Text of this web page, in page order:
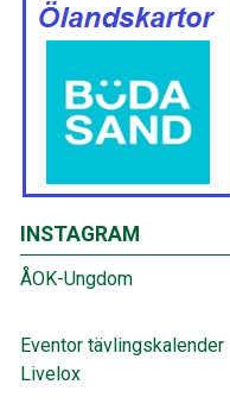
INSTAGRAM
ÅOK-Ungdom
Eventor tävlingskalender
Livelox